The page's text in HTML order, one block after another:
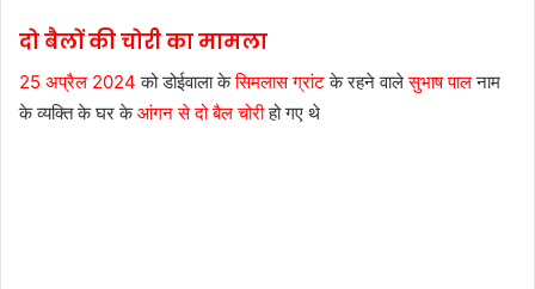
दो बैलों की चोरी का मामला
25 अप्रैल 2024 को डोईवाला केसिमलास ग्रांटके रहने वालेसुभाष पालनाम
के व्यक्ति के घर केआंगन से दो बैल चोरीहो गए थे